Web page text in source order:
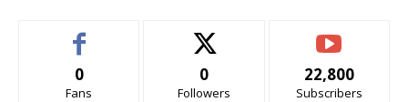
0
Fans
0
Followers
22,800
Subscribers